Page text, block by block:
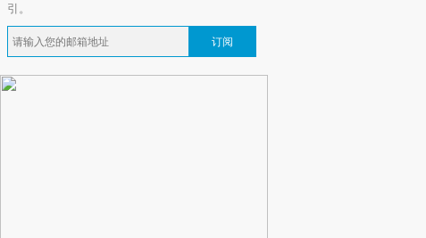
引。
订阅